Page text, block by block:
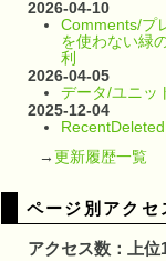
2026-04-10
Comments/プ
を使わない緑
利
2026-04-05
データ/ユニッ
2025-12-04
RecentDeleted
→更新履歴一覧
ページ別アクセ
アクセス数：上位